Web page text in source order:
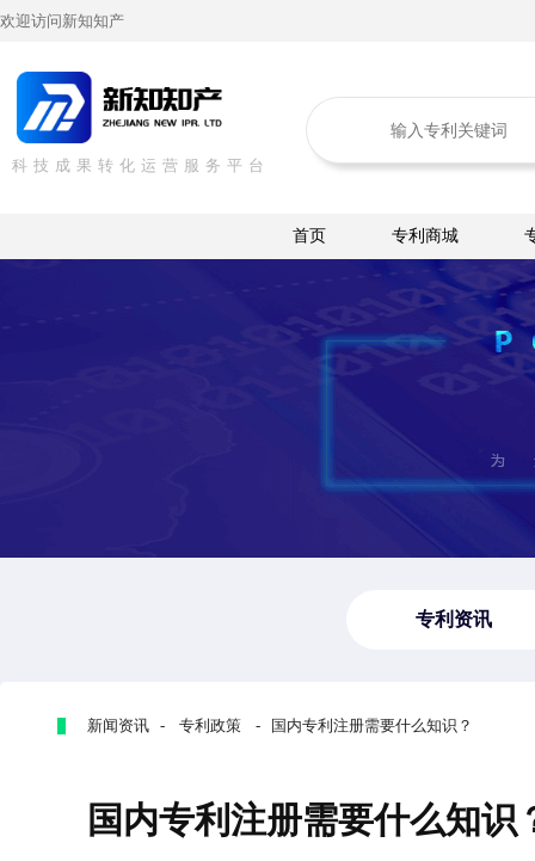
欢迎访问新知知产
科技成果转化运营服务平台
首页 专利商城
专利资讯
新闻资讯 - 专利政策 - ​国内专利注册需要什么知识？
国内专利注册需要什么知识